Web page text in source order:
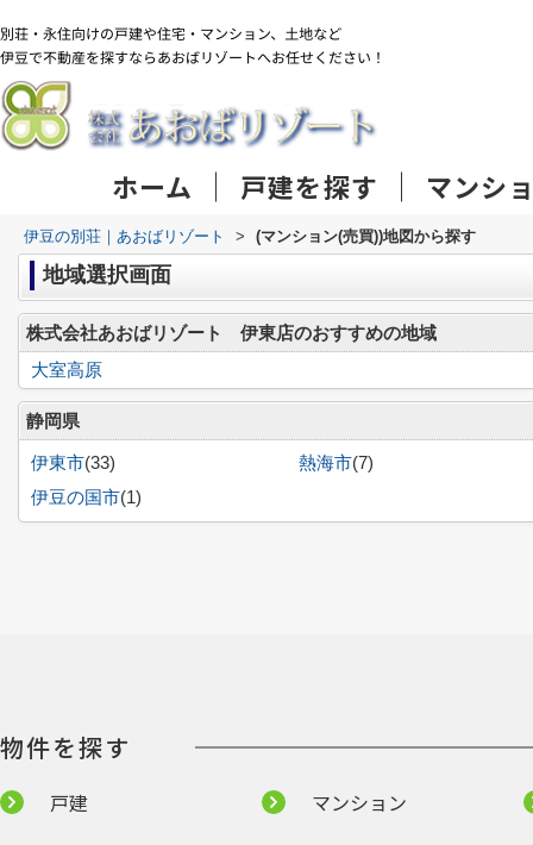
ホーム 戸建を探す マンシ
伊豆の別荘｜あおばリゾート > (マンション(売買))地図から探す
地域選択画面
株式会社あおばリゾート 伊東店のおすすめの地域
大室高原
静岡県
伊東市(33) 熱海市(7)
伊豆の国市(1)
物件を探す
戸建 マンション